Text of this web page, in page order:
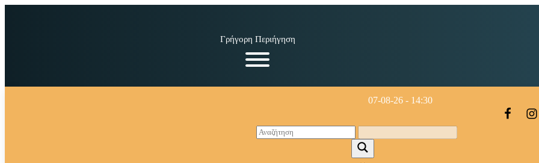
Γρήγορη Περιήγηση
07-08-26 - 14:30